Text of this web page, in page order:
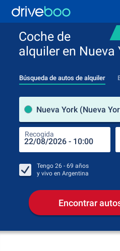
Coche de
alquiler en Nueva
Búsqueda de autos de alquiler
Recogida
Tengo 26 - 69 años
y vivo en Argentina
Encontrar